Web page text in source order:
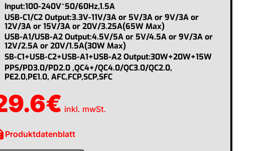
Input:100-240V~50/60Hz,1.5A
USB-C1/C2 Output:3.3V-11V/3A or 5V/3A or 9V/3A or
12V/3A or 15V/3A or 20V/3.25A(65W Max)
USB-A1/USB-A2 Output:4.5V/5A or 5V/4.5A or 9V/3A or
12V/2.5A or 20V/1.5A(30W Max)
SB-C1+USB-C2+USB-A1+USB-A2 Output:30W+20W+15W
PPS/PD3.0/PD2.0 ,QC4+/QC4.0/QC3.0/QC2.0,
PE2.0,PE1.0, AFC,FCP,SCP,SFC
€ inkl. mwSt.
Produktdatenblatt